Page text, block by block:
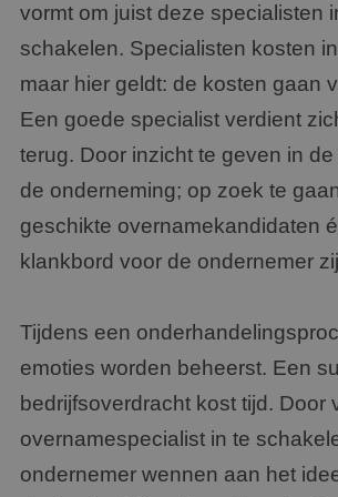
vormt om juist deze specialisten
schakelen. Specialisten kosten
maar hier geldt: de kosten gaan
Een goede specialist verdient
terug. Door inzicht te geven in
de onderneming; op zoek te
geschikte overnamekandidaten
klankbord voor de ondernemer
Tijdens een
emoties worden beheerst. Een
bedrijfsoverdracht kost tijd. Door
overnamespecialist in te
ondernemer wennen aan het